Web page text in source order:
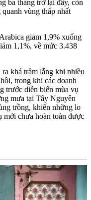
ba tháng trở lại đây, còn
vùng thấp nhất
giảm 1,9% xuống
1,1%, về mức 3.438
khá trầm lắng khi nhiều
trong khi các doanh
trước diễn biến mùa vụ
mưa tại Tây Nguyên
trồng, khiến những lo
mới chưa hoàn toàn được